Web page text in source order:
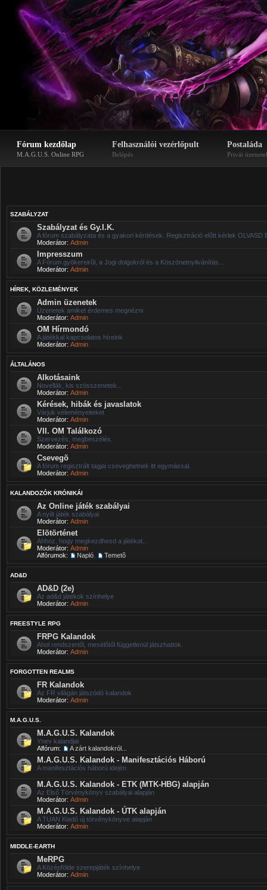
Fórum kezdőlap
M.A.G.U.S. Online RPG
Felhasználói vezérlőpult
Belépés
Postaláda
Privát
SZABÁLYZAT
Szabályzat és Gy.I.K.
A fórum szabályzata és a gyakori kérdések. Regisztráció előtt kérlek OLVASD
Moderátor: Admin
Impresszum
A Fórum gyökereirõl, a Jogi dolgokról és a Köszönetnyilvánítás...
Moderátor: Admin
HÍREK, KÖZLEMÉNYEK
Admin üzenetek
Üzenetek amiket érdemes megnézni
Moderátor: Admin
OM Hírmondó
A játékkal kapcsolatos híreink
Moderátor: Admin
ÁLTALÁNOS
Alkotásaink
Novellák, kis szösszenetek...
Moderátor: Admin
Kérések, hibák és javaslatok
Várjuk véleményeiteket
Moderátor: Admin
VII. OM Találkozó
Szervezés, megbeszélés.
Moderátor: Admin
Csevegõ
A fórum regisztrált tagjai cseveghetnek itt egymással.
Moderátor: Admin
KALANDOZÓK KRÓNIKÁI
Az Online játék szabályai
A nyílt játék szabályai
Moderátor: Admin
Elõtörténet
Ahhoz, hogy megkezdhesd a játékot...
Moderátor: Admin
Alfórumok:
Napló Temetõ
AD&D
AD&D (2e)
Az ad&d játékok színhelye
Moderátor: Admin
FREESTYLE RPG
FRPG Kalandok
Ahol rendszertől, mesélőtől függetlenül játszhattok.
Moderátor: Admin
FORGOTTEN REALMS
FR Kalandok
Az FR világán játszódó kalandok
Moderátor: Admin
M.A.G.U.S.
M.A.G.U.S. Kalandok
Ynev kalandjai
Alfórum:
A zárt kalandokról...
M.A.G.U.S. Kalandok - Manifesztációs Háború
A manifesztációs háború idején
M.A.G.U.S. Kalandok - ETK (MTK-HBG) alapján
Az Első Törvénykönyv szabályai alapján
Moderátor: Admin
M.A.G.U.S. Kalandok - ÚTK alapján
A TUAN Kiadó új törvénykönyve alapján
Moderátor: Admin
MIDDLE-EARTH
MeRPG
A Középfölde szerepjáték színhelye
Moderátor: Admin